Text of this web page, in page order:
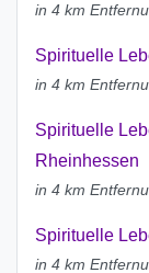
in 4 km
Spirituelle
in 4 km
Spirituelle
Rheinhessen
in 4 km
Spirituelle
in 4 km